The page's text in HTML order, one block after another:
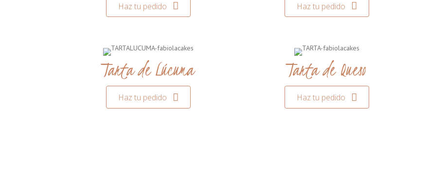
Haz tu pedido Haz tu pedido
Tarta de Lúcuma
Haz tu pedido
Tarta de Queso
Haz tu pedido